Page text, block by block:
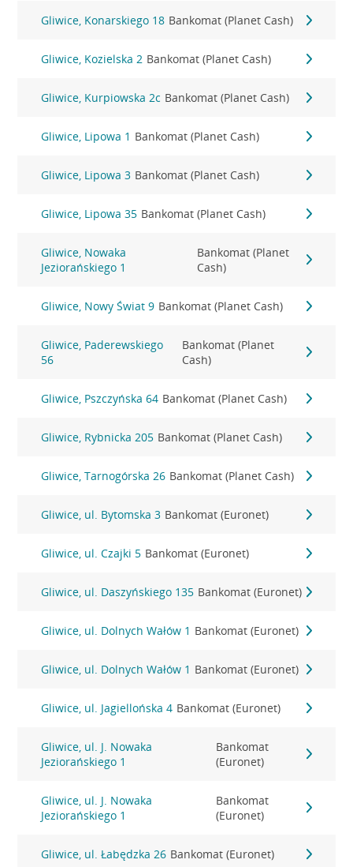
Gliwice, Konarskiego 18 Bankomat (Planet Cash)
Gliwice, Kozielska 2 Bankomat (Planet Cash)
Gliwice, Kurpiowska 2c Bankomat (Planet Cash)
Gliwice, Lipowa 1 Bankomat (Planet Cash)
Gliwice, Lipowa 3 Bankomat (Planet Cash)
Gliwice, Lipowa 35 Bankomat (Planet Cash)
Gliwice, Nowaka
Jeziorańskiego 1
Bankomat (Planet
Cash)
Gliwice, Nowy Świat 9 Bankomat (Planet Cash)
Gliwice, Paderewskiego
56
Bankomat (Planet
Cash)
Gliwice, Pszczyńska 64 Bankomat (Planet Cash)
Gliwice, Rybnicka 205 Bankomat (Planet Cash)
Gliwice, Tarnogórska 26 Bankomat (Planet Cash)
Gliwice, ul. Bytomska 3 Bankomat (Euronet)
Gliwice, ul. Czajki 5 Bankomat (Euronet)
Gliwice, ul. Daszyńskiego 135 Bankomat (Euronet)
Gliwice, ul. Dolnych Wałów 1 Bankomat (Euronet)
Gliwice, ul. Dolnych Wałów 1 Bankomat (Euronet)
Gliwice, ul. Jagiellońska 4 Bankomat (Euronet)
Gliwice, ul. J. Nowaka
Jeziorańskiego 1
Bankomat
(Euronet)
Gliwice, ul. J. Nowaka
Jeziorańskiego 1
Bankomat
(Euronet)
Gliwice, ul. Łabędzka 26 Bankomat (Euronet)